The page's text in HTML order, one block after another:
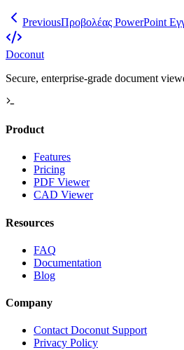
PreviousΠροβολέας PowerPoint
Doconut
Secure, enterprise-grade document
Product
Features
Pricing
PDF Viewer
CAD Viewer
Resources
FAQ
Documentation
Blog
Company
Contact Doconut Support
Privacy Policy